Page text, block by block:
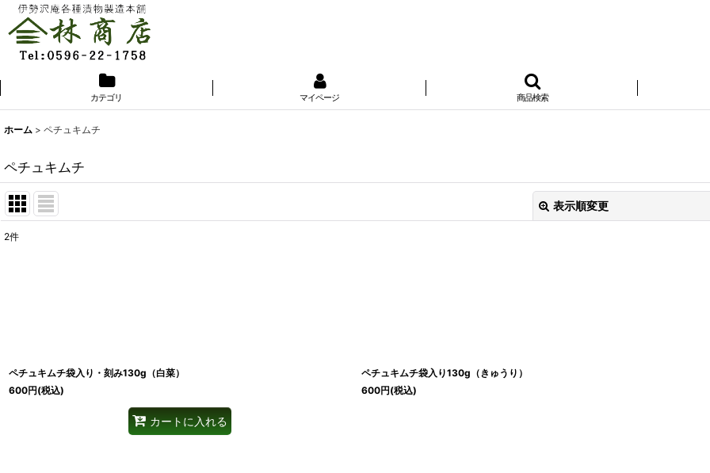
カテゴリ マイページ 商品検索
ホーム > ペチュキムチ
ペチュキムチ
表示順変更
2件
ペチュキムチ袋入り・刻み130g（白菜）
600円(税込)
カートに入れる
ペチュキムチ袋入り130g（きゅうり）
600円(税込)